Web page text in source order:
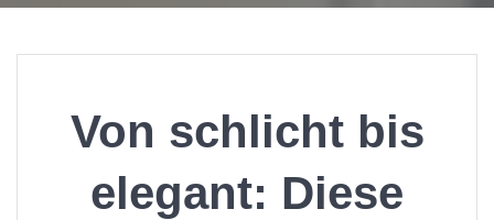
Von schlicht bis
elegant: Diese